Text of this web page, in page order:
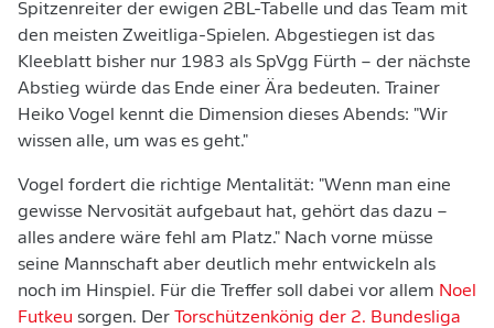
Spitzenreiter der ewigen 2BL-Tabelle und das Team mit
den meisten Zweitliga-Spielen. Abgestiegen ist das
Kleeblatt bisher nur 1983 als SpVgg Fürth – der nächste
Abstieg würde das Ende einer Ära bedeuten. Trainer
Heiko Vogel kennt die Dimension dieses Abends: "Wir
wissen alle, um was es geht."
Vogel fordert die richtige Mentalität: "Wenn man eine
gewisse Nervosität aufgebaut hat, gehört das dazu –
alles andere wäre fehl am Platz." Nach vorne müsse
seine Mannschaft aber deutlich mehr entwickeln als
noch im Hinspiel. Für die Treffer soll dabei vor allem Noel
Futkeu sorgen. Der
Torschützenkönig der 2. Bundesliga